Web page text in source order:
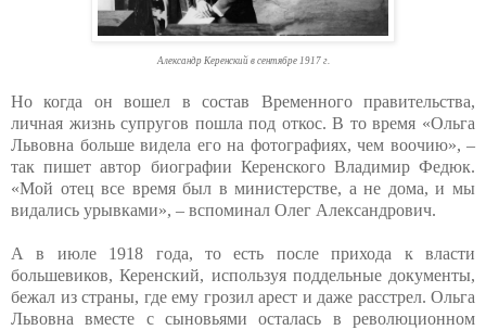
Александр Керенский в сентябре 1917 г.
Но когда он вошел в состав Временного правительства,
личная жизнь супругов пошла под откос. В то время «Ольга
Львовна больше видела его на фотографиях, чем воочию», –
так пишет автор биографии Керенского Владимир Федюк.
«Мой отец все время был в министерстве, а не дома, и мы
видались урывками», – вспоминал Олег Александрович.
А в июле 1918 года, то есть после прихода к власти
большевиков, Керенский, используя поддельные документы,
бежал из страны, где ему грозил арест и даже расстрел. Ольга
Львовна вместе с сыновьями осталась в революционном